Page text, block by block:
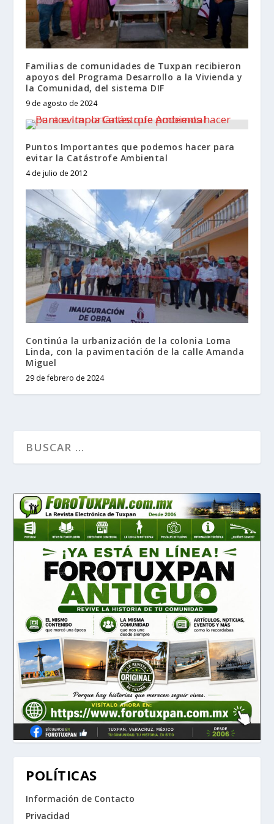
Familias de comunidades de Tuxpan recibieron
apoyos del Programa Desarrollo a la Vivienda y
la Comunidad, del sistema DIF
9 de agosto de 2024
Puntos Importantes que podemos hacer para
evitar la Catástrofe Ambiental
4 de julio de 2012
Continúa la urbanización de la colonia Loma
Linda, con la pavimentación de la calle Amanda
Miguel
29 de febrero de 2024
POLÍTICAS
Información de Contacto
Privacidad